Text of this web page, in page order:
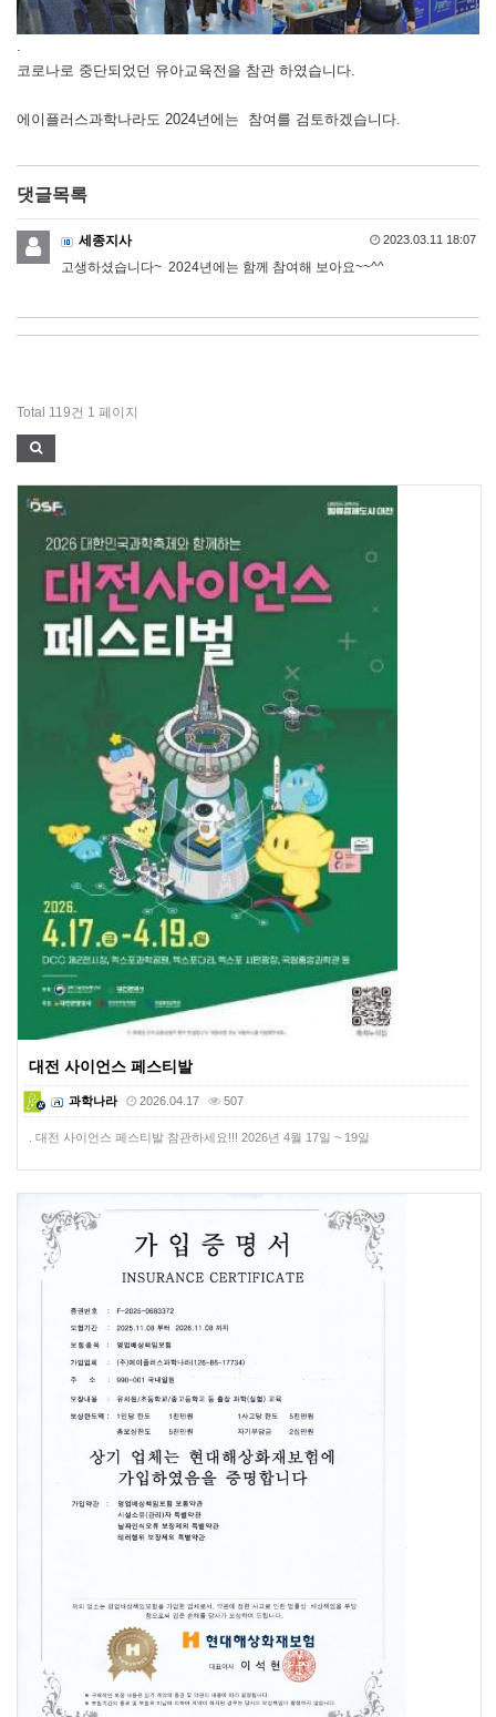
.
코로나로 중단되었던 유아교육전을 참관 하였습니다.
에이플러스과학나라도 2024년에는 참여를 검토하겠습니다.
댓글목록
세종지사 2023.03.11 18:07
고생하셨습니다~ 2024년에는 함께 참여해 보아요~~^^
Total 119건 1 페이지
대전 사이언스 페스티발
과학나라 2026.04.17 507
. 대전 사이언스 페스티발 참관하세요!!! 2026년 4월 17일 ~ 19일